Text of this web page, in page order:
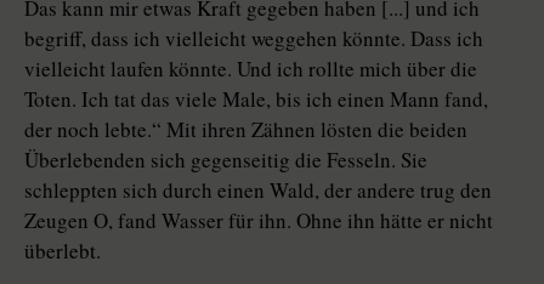
Das kann mir etwas Kraft gegeben haben [...] und ich
begriff, dass ich vielleicht weggehen könnte. Dass ich
vielleicht laufen könnte. Und ich rollte mich über die
Toten. Ich tat das viele Male, bis ich einen Mann fand,
der noch lebte.“ Mit ihren Zähnen lösten die beiden
Überlebenden sich gegenseitig die Fesseln. Sie
schleppten sich durch einen Wald, der andere trug den
Zeugen O, fand Wasser für ihn. Ohne ihn hätte er nicht
überlebt.